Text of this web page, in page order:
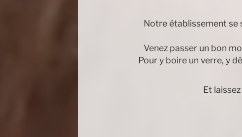
Notre établissement se
Venez passer un bon
Pour y boire un verre, y
Et